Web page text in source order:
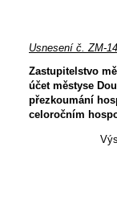
Usnesení č. ZM-
Zastupitelstvo
účet městyse
přezkoumání
celoročním